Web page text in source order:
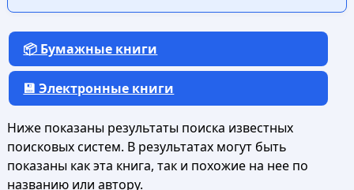
📦 Бумажные книги
💾 Электронные книги
Ниже показаны результаты поиска известных
поисковых систем. В результатах могут быть
показаны как эта книга, так и похожие на нее по
названию или автору.